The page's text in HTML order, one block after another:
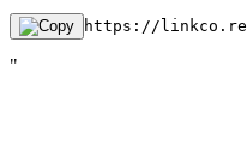
https://linkco.re/
"